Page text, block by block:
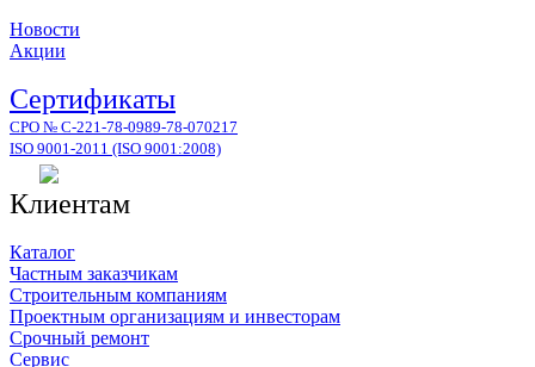
Новости
Акции
Сертификаты
СРО № С-221-78-0989-78-070217
ISO 9001-2011 (ISO 9001:2008)
Клиентам
Каталог
Частным заказчикам
Строительным компаниям
Проектным организациям и инвесторам
Срочный ремонт
Сервис